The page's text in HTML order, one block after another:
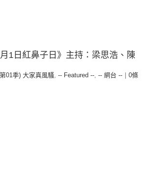
1日紅鼻子日》主持：梁思浩、陳
01季) 大家真風騷, -- Featured --, -- 網台 --
0條